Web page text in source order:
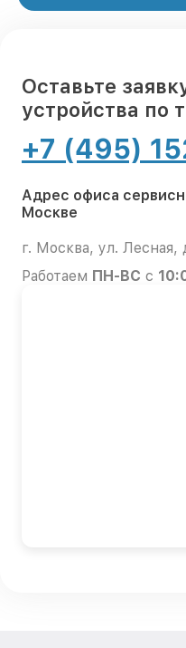
Оставьте
устройства по
+7 (495)
Адрес офиса
Москве
г. Москва, ул. Лесная,
Работаем ПН-ВС с